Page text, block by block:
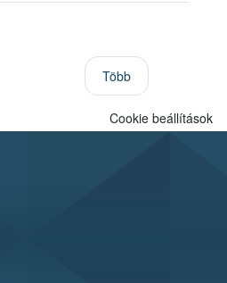
Több
Cookie beállítások